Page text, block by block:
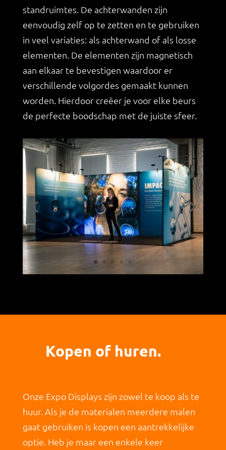
standruimtes. De achterwanden zijn
eenvoudig zelf op te zetten en te gebruiken
in veel variaties: als achterwand of als losse
elementen. De elementen zijn magnetisch
aan elkaar te bevestigen waardoor er
verschillende volgordes gemaakt kunnen
worden. Hierdoor creëer je voor elke beurs
de perfecte boodschap met de juiste sfeer.
Kopen of huren.
Onze Expo Displays zijn zowel te koop als te
huur. Als je de materialen meerdere malen
gaat gebruiken is kopen een aantrekkelijke
optie. Heb je maar een enkele keer